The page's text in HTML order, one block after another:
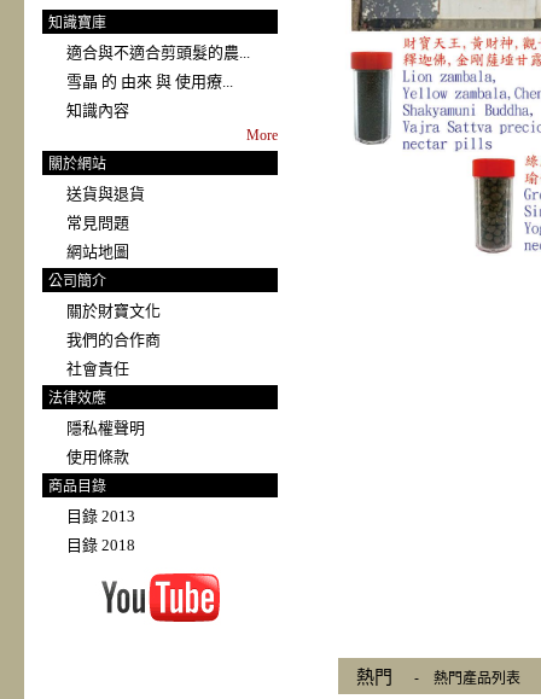
知識寶庫
適合與不適合剪頭髮的農...
雪晶 的 由來 與 使用療...
知識內容
More
關於網站
送貨與退貨
常見問題
網站地圖
公司簡介
關於財寶文化
我們的合作商
社會責任
法律效應
隱私權聲明
使用條款
商品目錄
目錄 2013
目錄 2018
熱門 - 熱門產品列表